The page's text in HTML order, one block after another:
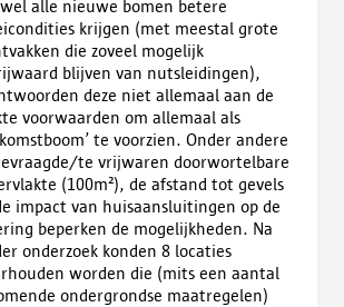
alle nieuwe bomen betere
krijgen (met meestal grote
die zoveel mogelijk
blijven van nutsleidingen),
deze niet allemaal aan de
voorwaarden om allemaal als
te voorzien. Onder andere
te vrijwaren doorwortelbare
(100m²), de afstand tot gevels
impact van huisaansluitingen op de
beperken de mogelijkheden. Na
onderzoek konden 8 locaties
worden die (mits een aantal
ondergrondse maatregelen)